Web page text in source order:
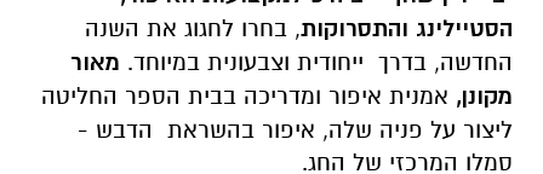
הסטיילינג והתסרוקות, בחרו לחגוג את השנה
החדשה, בדרך ייחודית וצבעונית במיוחד. מאור
מקונן, אמנית איפור ומדריכה בבית הספר החליטה
ליצור על פניה שלה, איפור בהשראת הדבש -
סמלו המרכזי של החג.